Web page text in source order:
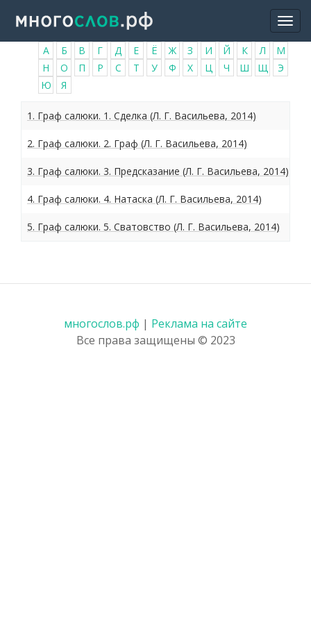
основному
содержанию
А Б В Г Д Е Ё Ж З И Й К Л
М
Н
О П Р С Т У Ф Х Ц Ч Ш Щ
Э
Ю
Я
1. Граф салюки. 1. Сделка (Л. Г. Васильева, 2014)
2. Граф салюки. 2. Граф (Л. Г. Васильева, 2014)
3. Граф салюки. 3. Предсказание (Л. Г. Васильева, 2014)
4. Граф салюки. 4. Натаска (Л. Г. Васильева, 2014)
5. Граф салюки. 5. Сватовство (Л. Г. Васильева, 2014)
многослов.рф | Реклама на сайте
Все права защищены © 2023